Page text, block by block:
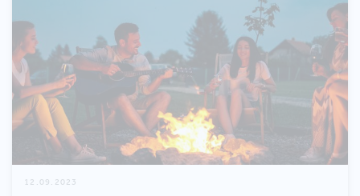
12.09.2023